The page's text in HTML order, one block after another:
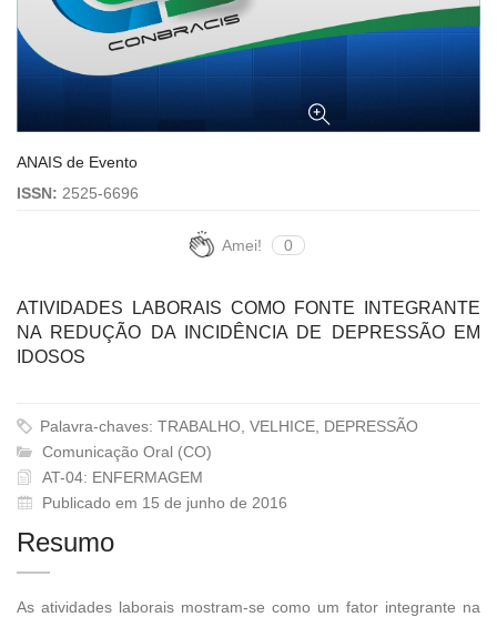
ANAIS de Evento
ISSN: 2525-6696
Amei! 0
ATIVIDADES LABORAIS COMO FONTE INTEGRANTE
NA REDUÇÃO DA INCIDÊNCIA DE DEPRESSÃO EM
IDOSOS
Palavra-chaves: TRABALHO, VELHICE, DEPRESSÃO
Comunicação Oral (CO)
AT-04: ENFERMAGEM
Publicado em 15 de junho de 2016
Resumo
As atividades laborais mostram-se como um fator integrante na